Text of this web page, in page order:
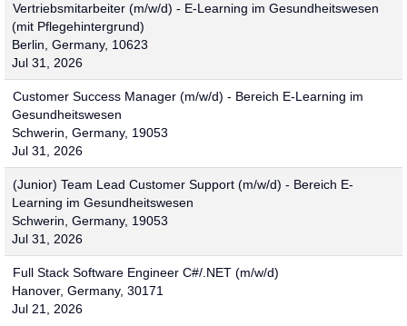
Vertriebsmitarbeiter (m/w/d) - E-Learning im Gesundheitswesen
(mit Pflegehintergrund)
Berlin, Germany, 10623
Jul 31, 2026
Customer Success Manager (m/w/d) - Bereich E-Learning im
Gesundheitswesen
Schwerin, Germany, 19053
Jul 31, 2026
(Junior) Team Lead Customer Support (m/w/d) - Bereich E-
Learning im Gesundheitswesen
Schwerin, Germany, 19053
Jul 31, 2026
Full Stack Software Engineer C#/.NET (m/w/d)
Hanover, Germany, 30171
Jul 21, 2026